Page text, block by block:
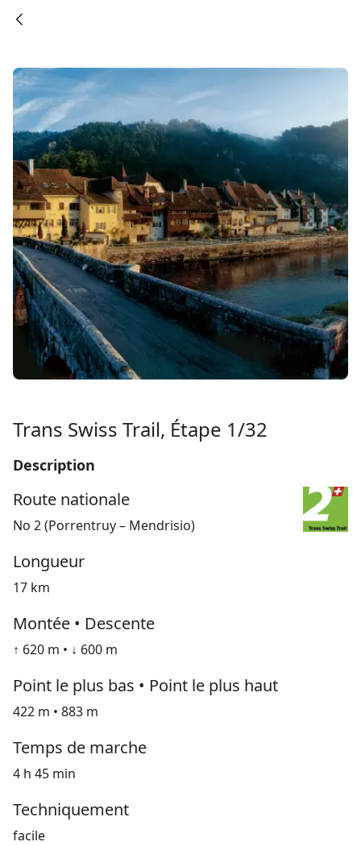
Trans Swiss Trail, Étape 1/32
Description
Route nationale
No 2 (Porrentruy – Mendrisio)
Longueur
17 km
Montée • Descente
↑ 620 m • ↓ 600 m
Point le plus bas • Point le plus haut
422 m • 883 m
Temps de marche
4 h 45 min
Techniquement
facile